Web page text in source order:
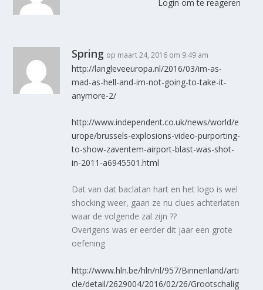
Login om te reageren
Spring op maart 24, 2016 om 9:49 am
http://langleveeuropa.nl/2016/03/im-as-
mad-as-hell-and-im-not-going-to-take-it-
anymore-2/
http://www.independent.co.uk/news/world/e
urope/brussels-explosions-video-purporting-
to-show-zaventem-airport-blast-was-shot-
in-2011-a6945501.html
Dat van dat baclatan hart en het logo is wel
shocking weer, gaan ze nu clues achterlaten
waar de volgende zal zijn ??
Overigens was er eerder dit jaar een grote
oefening
http://www.hln.be/hln/nl/957/Binnenland/arti
cle/detail/2629004/2016/02/26/Grootschalig